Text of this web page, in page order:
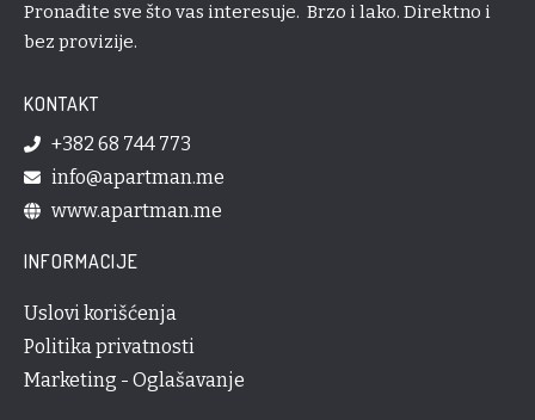
Pronađite sve što vas interesuje. Brzo i lako. Direktno i
bez provizije.
KONTAKT
+382 68 744 773
info@apartman.me
www.apartman.me
INFORMACIJE
Uslovi korišćenja
Politika privatnosti
Marketing - Oglašavanje